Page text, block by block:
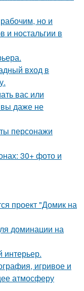
но и
и ностальгии в
вход в
вас или
даже не
персонажи
30+ фото и
проект "Домик на
доминации на
интерьер.
игривое и
атмосферу